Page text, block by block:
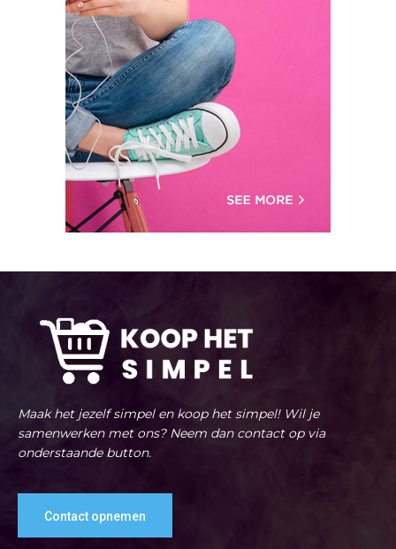
Maak het jezelf simpel en koop het simpel! Wil je
samenwerken met ons? Neem dan contact op via
onderstaande button.
Contact opnemen